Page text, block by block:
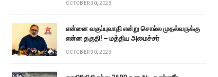
OCTOBER 30, 2023
என்னை வகுப்புவாதி என்று சொல்ல முதல்வருக்கு
என்ன தகுதி! – மத்திய அமைச்சர்
OCTOBER 30, 2023